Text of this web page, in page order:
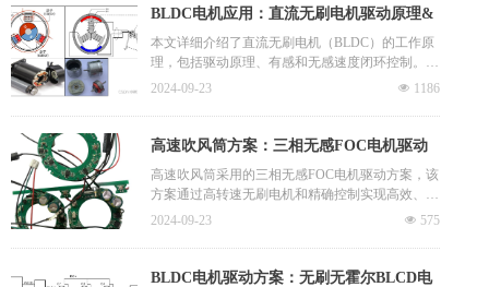
刷电机内部没有集成传感器，采用了其它方式来检
较法又分为“硬件比较”和“软件比较”，其中软件比
较法相对耗费单片机资源，程序相对较复杂，且对
检测时刻要求比较严格，硬件比较法不需要复杂的
BLDC电机应用：直流无刷电机驱动原理&
有感闭环控制&无感闭环控制
本文详细介绍了直流无刷电机（BLDC）的工作原
理，包括驱动原理、有感和无感速度闭环控制。针
对有感控制，讲解了霍尔传感器的作用和速度闭环
电动势检测过零点实现电机位置判断的方法。
넶 1186
2024-09-23
高速吹风筒方案：三相无感FOC电机驱动
高速吹风筒采用的三相无感FOC电机驱动方案，该
方案通过高转速无刷电机和精确控制实现高效、低
噪、小型化，显著提升干发效率。11万转无刷电机
数倍，输出飓风级动力，大大提升干发效率。应用
于新一代噪声低、高速、体积小 、重量轻的风筒
넶 575
2024-09-23
BLDC电机驱动方案：无刷无霍尔BLCD电